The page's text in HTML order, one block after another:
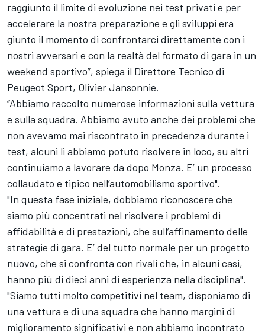
raggiunto il limite di evoluzione nei test privati e per
accelerare la nostra preparazione e gli sviluppi era
giunto il momento di confrontarci direttamente con i
nostri avversari e con la realtà del formato di gara in un
weekend sportivo”, spiega il Direttore Tecnico di
Peugeot Sport, Olivier Jansonnie.
“Abbiamo raccolto numerose informazioni sulla vettura
e sulla squadra. Abbiamo avuto anche dei problemi che
non avevamo mai riscontrato in precedenza durante i
test, alcuni li abbiamo potuto risolvere in loco, su altri
continuiamo a lavorare da dopo Monza. E’ un processo
collaudato e tipico nell’automobilismo sportivo".
"In questa fase iniziale, dobbiamo riconoscere che
siamo più concentrati nel risolvere i problemi di
affidabilità e di prestazioni, che sull’affinamento delle
strategie di gara. E’ del tutto normale per un progetto
nuovo, che si confronta con rivali che, in alcuni casi,
hanno più di dieci anni di esperienza nella disciplina".
"Siamo tutti molto competitivi nel team, disponiamo di
una vettura e di una squadra che hanno margini di
miglioramento significativi e non abbiamo incontrato